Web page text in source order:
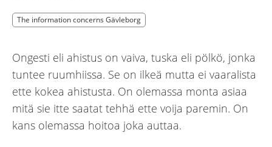
The information concerns Gävleborg
The information concerns Gävleborg
Ongesti eli ahistus on vaiva, tuska eli pölkö, jonka
tuntee ruumhiissa. Se on ilkeä mutta ei vaaralista
ette kokea ahistusta. On olemassa monta asiaa
mitä sie itte saatat tehhä ette voija paremin. On
kans olemassa hoitoa joka auttaa.